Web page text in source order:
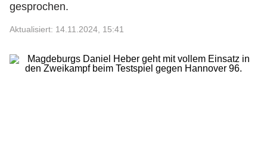
gesprochen.
Aktualisiert: 14.11.2024, 15:41